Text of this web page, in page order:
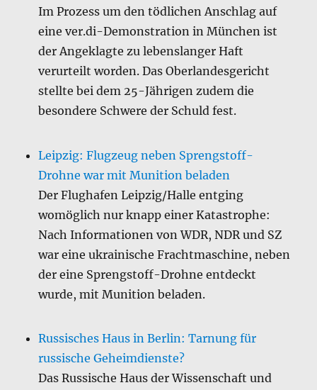
Im Prozess um den tödlichen Anschlag auf
eine ver.di-Demonstration in München ist
der Angeklagte zu lebenslanger Haft
verurteilt worden. Das Oberlandesgericht
stellte bei dem 25-Jährigen zudem die
besondere Schwere der Schuld fest.
Leipzig: Flugzeug neben Sprengstoff-
Drohne war mit Munition beladen
Der Flughafen Leipzig/Halle entging
womöglich nur knapp einer Katastrophe:
Nach Informationen von WDR, NDR und SZ
war eine ukrainische Frachtmaschine, neben
der eine Sprengstoff-Drohne entdeckt
wurde, mit Munition beladen.
Russisches Haus in Berlin: Tarnung für
russische Geheimdienste?
Das Russische Haus der Wissenschaft und